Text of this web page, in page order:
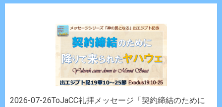
2026-07-26ToJaCC礼拝メッセージ「契約締結のために